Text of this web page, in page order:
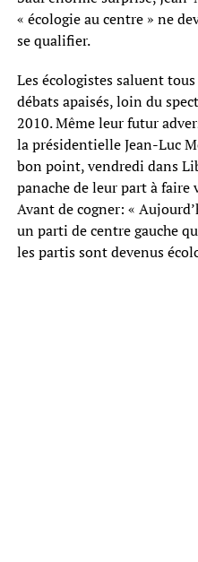
« écologie au centre » ne
se qualifier.
Les écologistes saluent
débats apaisés, loin du
2010. Même leur futur
la présidentielle Jean-Luc
bon point, vendredi dans
panache de leur part à faire
Avant de cogner: «
un parti de centre gauche
les partis sont devenus